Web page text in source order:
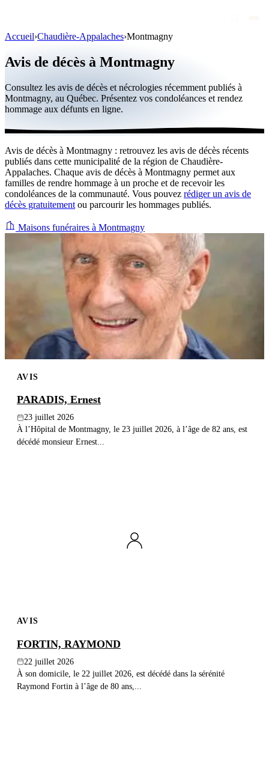
Personnalités publiques
Québec
Canada
International
Par région
Par ville
Maisons funéraires
Éternea
Publier un avis
Accueil›Chaudière-Appalaches›Montmagny
Avis de décès à Montmagny
Consultez les avis de décès et nécrologies récemment publiés à
Montmagny, au Québec. Présentez vos condoléances et rendez
hommage aux défunts en ligne.
Avis de décès à Montmagny : retrouvez les avis de décès récents
publiés dans cette municipalité de la région de Chaudière-
Appalaches. Chaque avis de décès à Montmagny permet aux
familles de rendre hommage à un proche et de recevoir les
condoléances de la communauté. Vous pouvez rédiger un avis de
décès gratuitement ou parcourir les hommages publiés.
Maisons funéraires à Montmagny
AVIS
PARADIS, Ernest
23 juillet 2026
À l’Hôpital de Montmagny, le 23 juillet 2026, à l’âge de 82 ans, est
décédé monsieur Ernest...
AVIS
FORTIN, RAYMOND
22 juillet 2026
À son domicile, le 22 juillet 2026, est décédé dans la sérénité
Raymond Fortin à l’âge de 80 ans,...